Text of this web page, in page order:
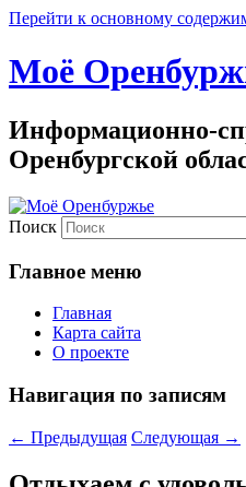
Перейти к основному
Моё
Информационно-
Оренбургской
Поиск
Главное меню
Главная
Карта сайта
О проекте
Навигация по записям
← Предыдущая Следующая →